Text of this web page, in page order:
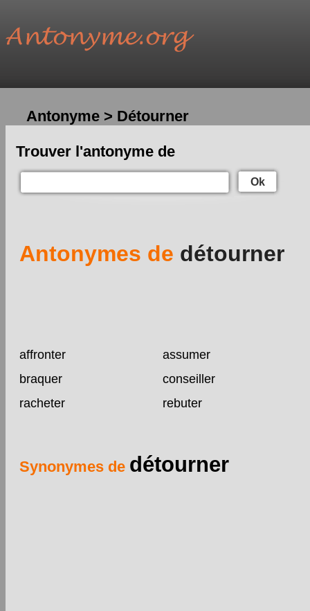
Antonyme > Détourner
Trouver l'antonyme de
Ok
Antonymes de détourner
affronter
assumer
braquer
conseiller
racheter
rebuter
Synonymes de détourner